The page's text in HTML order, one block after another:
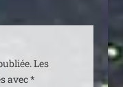
Les
avec*